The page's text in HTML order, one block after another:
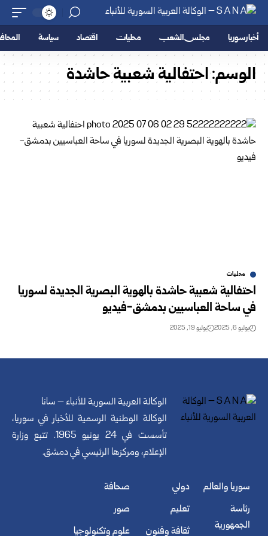
أخبار سوريا مجلس الشعب محليات اقتصاد سياسة
الوسم:احتفالية شعبية حاشدة
محليات
احتفالية شعبية حاشدة بالهوية البصرية الجديدة لسوريا
في ساحة العباسيين بدمشق-فيديو
يوليو 6, 2025 يوليو 19, 2025
الوكالة العربية السورية للأنباء – سانا
الوكالة الوطنية الرسمية للأخبار في سوريا،
تأسست في 24 يونيو 1965. تتبع وزارة
الإعلام، ومركزها الرئيسي في دمشق.
سوريا والعالم
رئاسة
الجمهورية
دولي
تعليم
ثقافة وفنون
صحافة
صور
علوم وتكنولوجيا